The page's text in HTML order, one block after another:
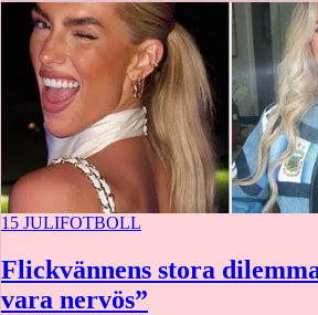
15 JULIFOTBOLL
Flickvännens stora
vara nervös”